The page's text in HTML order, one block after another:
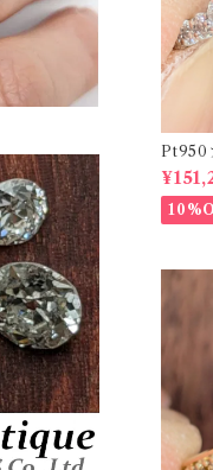
Pt950
ーダ